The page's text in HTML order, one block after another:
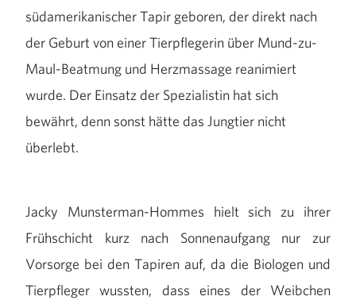
südamerikanischer Tapir geboren, der direkt nach
der Geburt von einer Tierpflegerin über Mund-zu-
Maul-Beatmung und Herzmassage reanimiert
wurde. Der Einsatz der Spezialistin hat sich
bewährt, denn sonst hätte das Jungtier nicht
überlebt.
Jacky Munsterman-Hommes hielt sich zu ihrer
Frühschicht kurz nach Sonnenaufgang nur zur
Vorsorge bei den Tapiren auf, da die Biologen und
Tierpfleger wussten, dass eines der Weibchen